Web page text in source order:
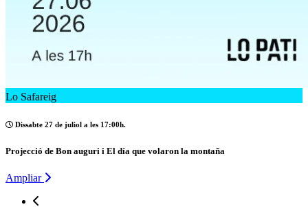
Lo Safareig
Dissabte 27 de juliol a les 17:00h.
Projecció de Bon auguri i El día que volaron la montaña
Ampliar